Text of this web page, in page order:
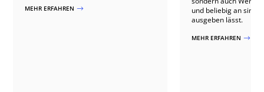
MEHR ERFAHREN $
und beliebig an
ausgeben lässt.
MEHR ERFAHREN $